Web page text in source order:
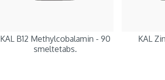
KAL B12 Methylcobalamin - 90
smeltetabs.
KAL